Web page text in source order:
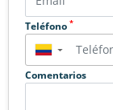
Teléfono *
▼
Comentarios